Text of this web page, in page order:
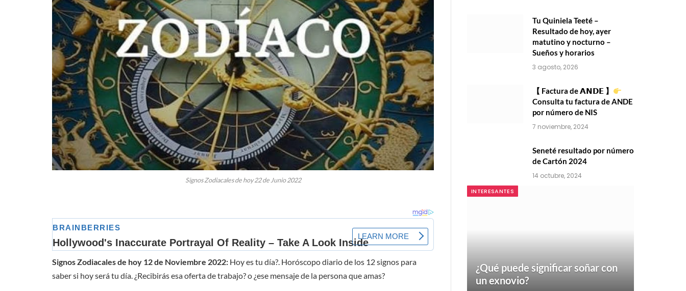
Signos Zodiacales de hoy 22 de Junio 2022
Signos Zodiacales de hoy 12 de Noviembre 2022: Hoy es tu día?. Horóscopo diario de los 12 signos para
saber si hoy será tu día. ¿Recibirás esa oferta de trabajo? o ¿ese mensaje de la persona que amas?
Tu Quiniela Teeté –
Resultado de hoy, ayer
matutino y nocturno –
Sueños y horarios
3 agosto, 2026
【 Factura de 𝗔𝗡𝗗𝗘 】
Consulta tu factura de ANDE
por número de NIS
7 noviembre, 2024
Seneté resultado por número
de Cartón 2024
14 octubre, 2024
INTERESANTES
¿Qué puede significar soñar con
un exnovio?